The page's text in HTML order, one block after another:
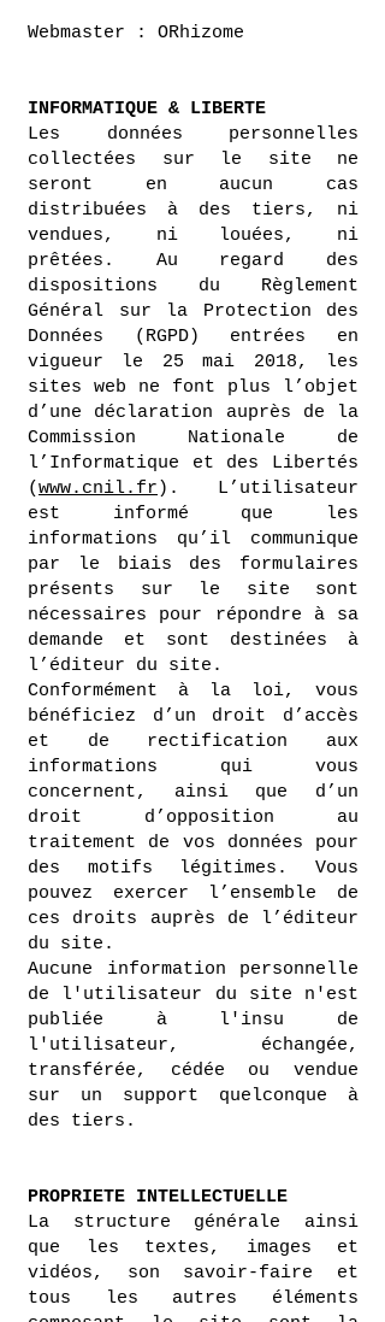
Webmaster : ORhizome
INFORMATIQUE & LIBERTE​
Les données personnelles
collectées sur le site ne
seront en aucun cas
distribuées à des tiers, ni
vendues, ni louées, ni
prêtées. Au regard des
dispositions du Règlement
Général sur la Protection des
Données (RGPD) entrées en
vigueur le 25 mai 2018, les
sites web ne font plus l’objet
d’une déclaration auprès de la
Commission Nationale de
l’Informatique et des Libertés
(www.cnil.fr ). L’utilisateur
est informé que les
informations qu’il communique
par le biais des formulaires
présents sur le site sont
nécessaires pour répondre à sa
demande et sont destinées à
l’éditeur du site.
Conformément à la loi, vous
bénéficiez d’un droit d’accès
et de rectification aux
informations qui vous
concernent, ainsi que d’un
droit d’opposition au
traitement de vos données pour
des motifs légitimes. Vous
pouvez exercer l’ensemble de
ces droits auprès de l’éditeur
du site.
Aucune information personnelle
de l'utilisateur du site n'est
publiée à l'insu de
l'utilisateur, échangée,
transférée, cédée ou vendue
sur un support quelconque à
des tiers.
PROPRIETE INTELLECTUELLE​
La structure générale ainsi
que les textes, images et
vidéos, son savoir-faire et
tous les autres éléments